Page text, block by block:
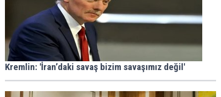
Kremlin: 'İran’daki savaş bizim savaşımız değil'